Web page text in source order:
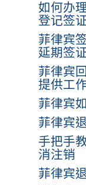
如何办
登记签
菲律宾
延期签
菲律宾
提供工
菲律宾
菲律宾
手把手
消注销
菲律宾